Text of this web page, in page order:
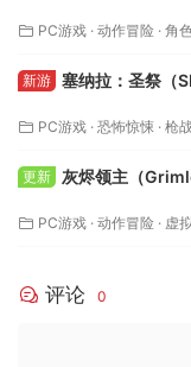
PC游戏 · 动作冒险 · 角
新游 塞纳拉：圣祭（
PC游戏 · 恐怖惊悚 · 枪
更新 灰烬领主（
PC游戏 · 动作冒险 · 虚
评论 0